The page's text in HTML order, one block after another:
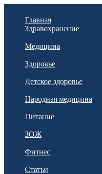
Главная
Здравохранение
Медицина
Здоровье
Детское здоровье
Народная медицина
Питание
ЗОЖ
Фитнес
Статьи